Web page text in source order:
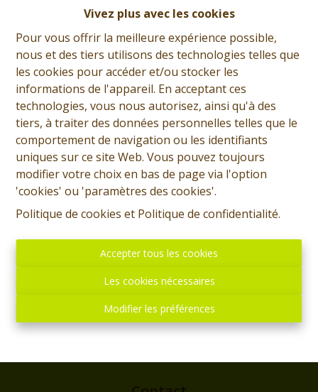
Vivez plus avec les cookies
Pour vous offrir la meilleure expérience possible,
nous et des tiers utilisons des technologies telles que
les cookies pour accéder et/ou stocker les
informations de l'appareil. En acceptant ces
technologies, vous nous autorisez, ainsi qu'à des
tiers, à traiter des données personnelles telles que le
comportement de navigation ou les identifiants
uniques sur ce site Web. Vous pouvez toujours
modifier votre choix en bas de page via l'option
'cookies' ou 'paramètres des cookies'.
Politique de cookies et Politique de confidentialité.
Accepter tous les cookies
Les cookies nécessaires
Modifier les préférences
restaurant
7332 Sirault | Ref: 13134
À partir de € 295.000
Adresse